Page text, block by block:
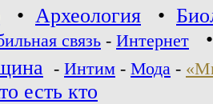
• Археология •
связь - Интернет
- Интим - Мода -
есть кто